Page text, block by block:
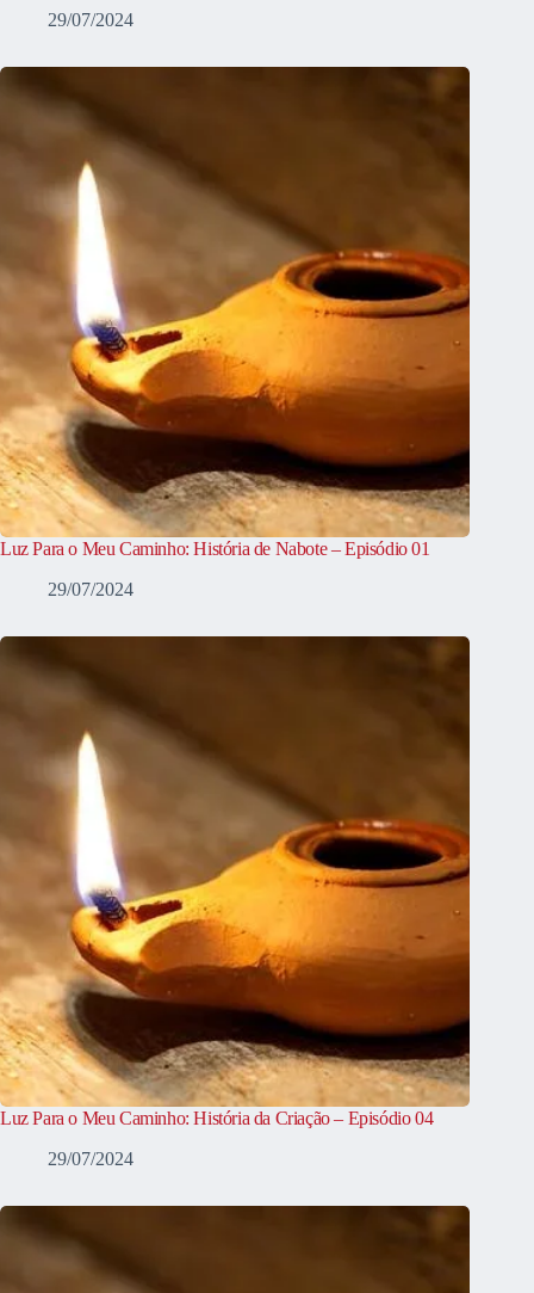
29/07/2024
Luz Para o Meu Caminho: História de Nabote – Episódio 01
29/07/2024
Luz Para o Meu Caminho: História da Criação – Episódio 04
29/07/2024